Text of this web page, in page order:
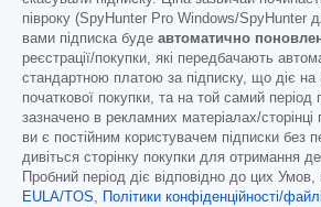
півроку (SpyHunter Pro Windows/SpyHunter
вами підписка буде автоматично
реєстрації/покупки, які передбачають
стандартною платою за підписку, що діє
початкової покупки, та на той самий період
зазначено в рекламних матеріалах/
ви є постійним користувачем підписки без
дивіться сторінку покупки для отримання
Пробний період діє відповідно до цих
EULA/TOS, Політики конфіденційності/